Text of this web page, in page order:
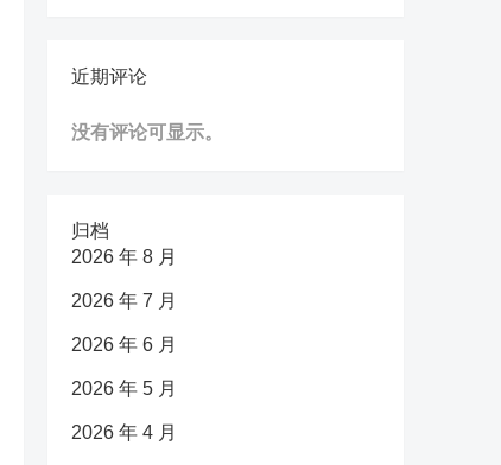
近期评论
没有评论可显示。
归档
2026 年 8 月
2026 年 7 月
2026 年 6 月
2026 年 5 月
2026 年 4 月